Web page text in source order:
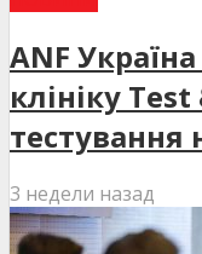
ANF
клініку
тестування
3 недели назад